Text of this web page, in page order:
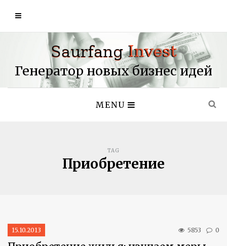
Генератор новых бизнес идей
MENU
TAG
Приобретение
15.10.2013 5853 0